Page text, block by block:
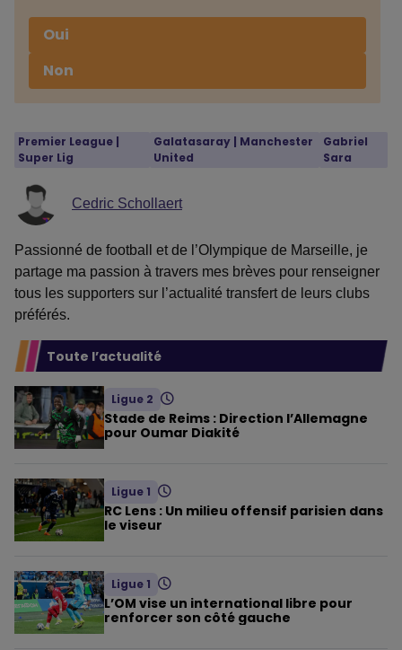
Oui
Non
Premier League
Super Lig
Galatasaray | Manchester
United
Gabriel
Sara
Cedric Schollaert
Passionné de football et de l’Olympique de Marseille, je
partage ma passion à travers mes brèves pour renseigner
tous les supporters sur l’actualité transfert de leurs clubs
préférés.
Toute l’actualité
Ligue 2
Stade de Reims : Direction l’Allemagne
pour Oumar Diakité
Ligue 1
RC Lens : Un milieu offensif parisien dans
le viseur
Ligue 1
L’OM vise un international libre pour
renforcer son côté gauche